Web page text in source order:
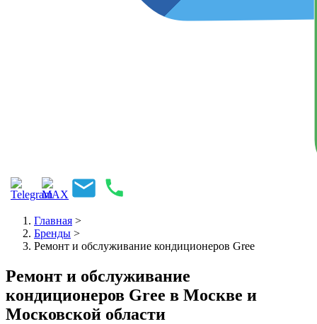
Главная >
Бренды >
Ремонт и обслуживание кондиционеров Gree
Ремонт и обслуживание
кондиционеров Gree в Москве и
Московской области